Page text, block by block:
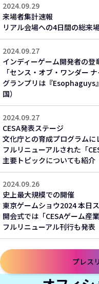
2024.09.29
来場者集計速報
リアル会場への4日間の総来
2024.09.27
インディーゲーム開発者の登
「センス・オブ・ワンダー
グランプリは『
国）
2024.09.27
CESA発表ステージ​
文化庁との育成プログラム
フルリニューアルされた「
主要トピックについても紹介
2024.09.26
史上最大規模での開催​
東京ゲームショウ2024 本日
開会式では「CESAゲーム産
フルリニューアル刊行も発表
プレス